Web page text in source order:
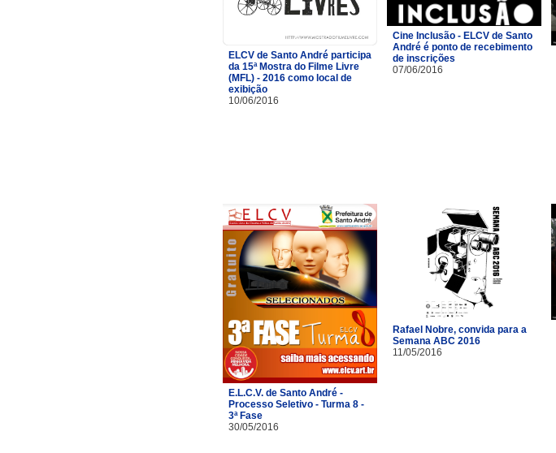
ELCV de Santo André participa
da 15ª Mostra do Filme Livre
(MFL) - 2016 como local de
exibição
10/06/2016
Cine Inclusão - ELCV de Santo
André é ponto de recebimento
de inscrições
07/06/2016
E.L.C.V. de Santo André -
Processo Seletivo - Turma 8 -
3ª Fase
30/05/2016
Rafael Nobre, convida para a
Semana ABC 2016
11/05/2016